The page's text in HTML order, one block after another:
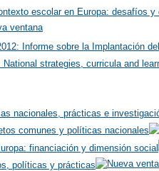
escolar en Europa: desafíos
Informe sobre la Implantación
strategies, curricula and
nacionales, prácticas e
comunes y políticas nacionales
financiación y dimensión social
políticas y prácticas